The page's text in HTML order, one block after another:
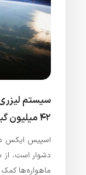
سیستم لیزری
اسپیس ایکس در
دشوار است، از
ماهواره‌ها کمک